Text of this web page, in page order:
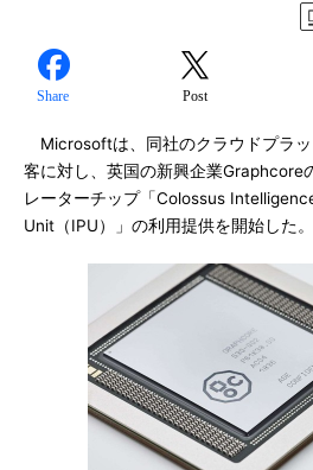
Share Post
Microsoftは、同社のクラウドプラ
客に対し、英国の新興企業Graphcore
レーターチップ「Colossus
Unit（IPU）」の利用提供を開始した。